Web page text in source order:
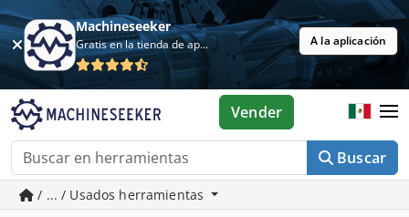
Machineseeker
Gratis en la tienda de aplicaciones A la aplicación
Buscar
Vender
/ ... / Usados herramientas